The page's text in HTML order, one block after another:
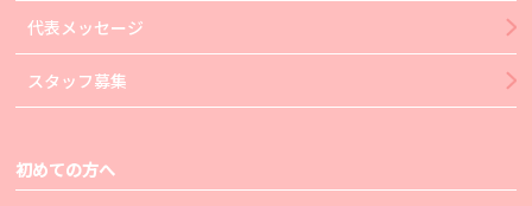
代表メッセージ
スタッフ募集
初めての方へ